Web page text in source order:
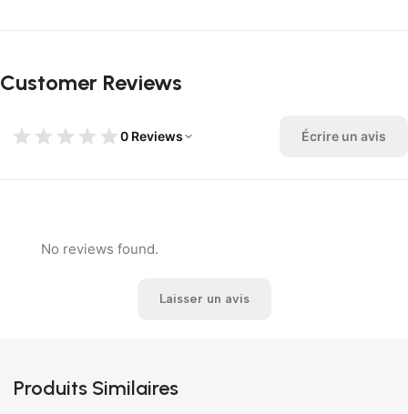
Customer Reviews
0 Reviews Écrire un avis
No reviews found.
Laisser un avis
Produits Similaires